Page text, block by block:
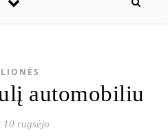
automobiliu
10 rugsėjo